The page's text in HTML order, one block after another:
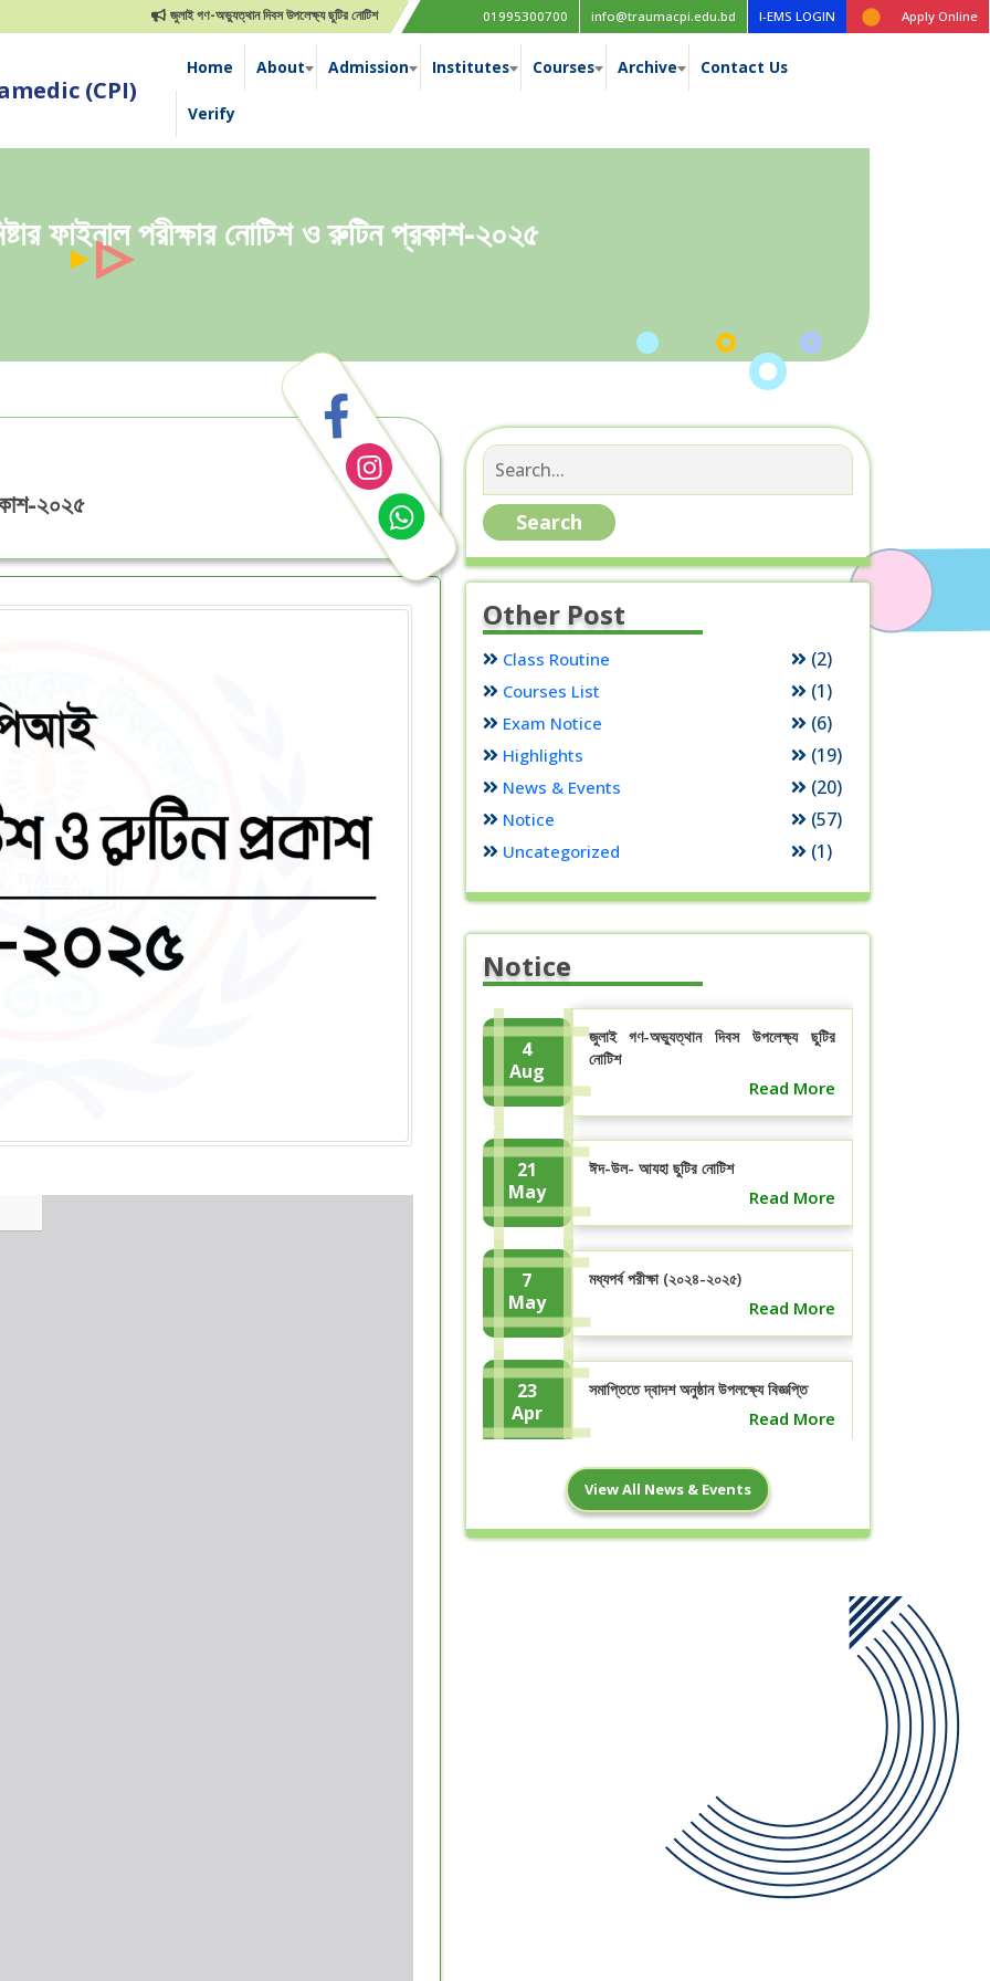
জুলাই গণ-অভ্যুত্থান দিবস উপলেক্ষ্য ছুটির নোটিশ 01995300700 info@traumacpi.edu.bd I-EMS LOGIN Apply Online
(CPI)
Home About Admission Institutes Courses Archive Contact Us
Verify
ফাইনাল পরীক্ষার নোটিশ ও রুটিন প্রকাশ-২০২৫
২০২৫
Other Post
Class Routine (2)
Courses List (1)
Exam Notice (6)
Highlights (19)
News & Events (20)
Notice (57)
Uncategorized (1)
Notice
4
Aug
জুলাই গণ-অভ্যুত্থান দিবস উপলেক্ষ্য ছুটির
নোটিশ
Read More
21
May
ঈদ-উল- আযহা ছুটির নোটিশ
Read More
7
May
মধ্যপর্ব পরীক্ষা (২০২৪-২০২৫)
Read More
23
Apr
সমাপ্তিতে দ্বাদশ অনুষ্ঠান উপলক্ষ্যে বিজ্ঞপ্তি
Read More
Apr
মধ্যপর্ব পরীক্ষার বিজ্ঞপ্তি
Read More
ত্রয়োদশ জাতীয় সংসদ নির্বাচন এর ছুটির বিজ্ঞপ্তি
Read More
View All News & Events